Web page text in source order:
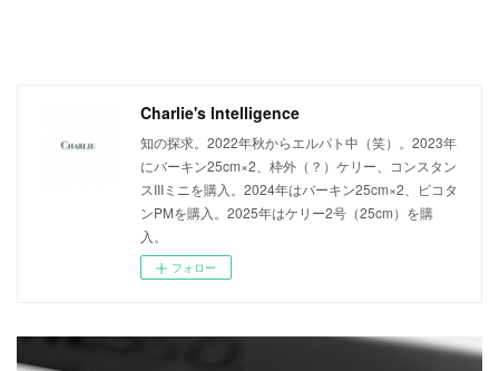
Charlie's Intelligence
知の探求。2022年秋からエルパト中（笑）。2023年
にバーキン25cm×2、枠外（？）ケリー、コンスタン
スIIIミニを購入。2024年はバーキン25cm×2、ピコタ
ンPMを購入。2025年はケリー2号（25cm）を購
入。
フォロー